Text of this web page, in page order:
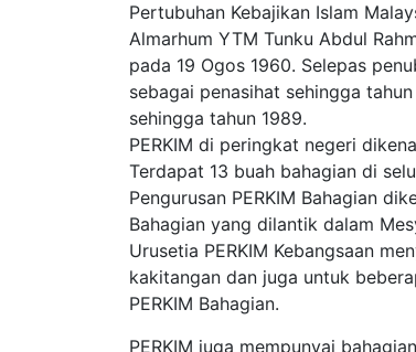
Pertubuhan Kebajikan Islam
Almarhum YTM Tunku Abdul
pada 19 Ogos 1960. Selepas
sebagai penasihat sehingga
sehingga tahun 1989.
PERKIM di peringkat negeri
Terdapat 13 buah bahagian di
Pengurusan PERKIM Bahagian
Bahagian yang dilantik dalam
Urusetia PERKIM Kebangsaan
kakitangan dan juga untuk
PERKIM Bahagian.
PERKIM juga mempunyai